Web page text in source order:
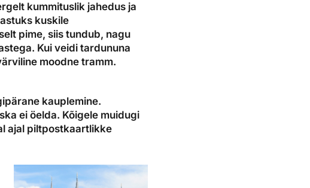
kummituslik jahedus ja
kuskile
pime, siis tundub, nagu
Kui veidi tardununa
moodne tramm.
kauplemine.
ei öelda. Kõigele muidugi
ajal piltpostkaartlikke